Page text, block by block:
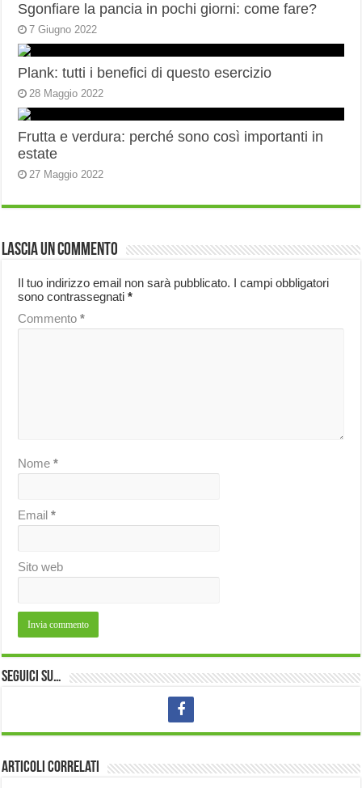
Sgonfiare la pancia in pochi giorni: come fare?
7 Giugno 2022
Plank: tutti i benefici di questo esercizio
28 Maggio 2022
Frutta e verdura: perché sono così importanti in
estate
27 Maggio 2022
Lascia un commento
Il tuo indirizzo email non sarà pubblicato. I campi obbligatori
sono contrassegnati*
Commento*
Nome*
Email*
Sito web
Seguici su…
Articoli correlati